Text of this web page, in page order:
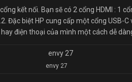
kết nối. Bạn sẽ có 2 cổng HDMI : 1
Đặc biệt HP cung cấp một cổng USB-
điện thoại của mình một cách dễ
envy 27